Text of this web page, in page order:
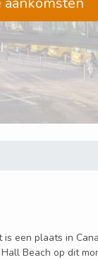
een plaats in
Beach op dit